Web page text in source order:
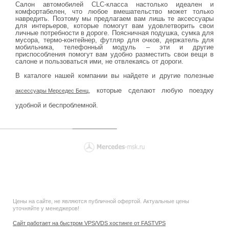
Салон автомобилей CLC-класса настолько идеален и
комфортабелен, что любое вмешательство может только
навредить. Поэтому мы предлагаем вам лишь те аксессуары
для интерьеров, которые помогут вам удовлетворить свои
личные потребности в дороге. Поясничная подушка, сумка для
мусора, термо-контейнер, футляр для очков, держатель для
мобильника, телефонный модуль – эти и другие
приспособления помогут вам удобно разместить свои вещи в
салоне и пользоваться ими, не отвлекаясь от дороги.
В каталоге нашей компании вы найдете и другие полезные
аксессуары Мерседес Бенц, которые сделают любую поездку
удобной и беспроблемной.
Цены на сайте, не являются публичной офертой. Актуальные цены
уточняйте у менеджеров!
Сайт работает на быстром VPS/VDS хостинге от FASTVPS